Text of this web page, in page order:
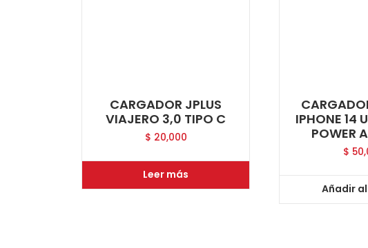
CARGADOR JPLUS
VIAJERO 3,0 TIPO C
$ 20,000
Leer más
IPHONE 14
POWER
$
Añadir